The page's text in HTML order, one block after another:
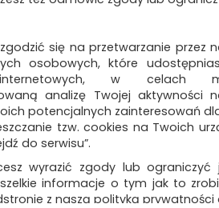
(0)
się na przetwarzanie przez
osobowych, które
w celach
analizę Twojej aktywności
potencjalnych zainteresowań
tzw. cookies na Twoich
do serwisu”.
wyrazić zgody lub ograniczyć
informacje o tym jak to
z naszą polityką prywatności